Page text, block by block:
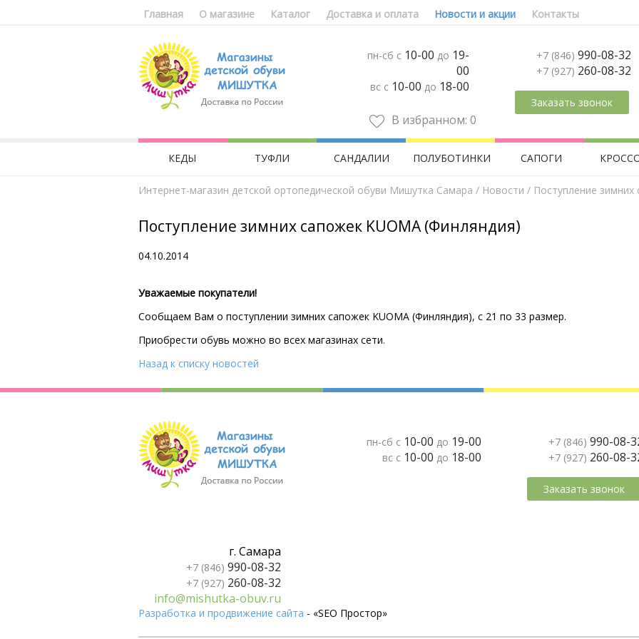
Главная О магазине Каталог Доставка и оплата Новости и акции Контакты
пн-сб с 10-00 до 19-
00
вс с 10-00 до 18-00
В избранном: 0
+7 (846) 990-08-32
+7 (927) 260-08-32
Заказать звонок
КЕДЫ ТУФЛИ САНДАЛИИ ПОЛУБОТИНКИ САПОГИ
Интернет-магазин детской ортопедической обуви Мишутка Самара / Новости / Поступление зимних
Поступление зимних сапожек KUOMA (Финляндия)
04.10.2014
Уважаемые покупатели!
Сообщаем Вам о поступлении зимних сапожек KUOMA (Финляндия), с 21 по 33 размер.
Приобрести обувь можно во всех магазинах сети.
Назад к списку новостей
пн-сб с 10-00 до 19-00
вс с 10-00 до 18-00
+7 (846) 990-08-
+7 (927) 260-08-
Заказать звонок
г. Самара
+7 (846) 990-08-32
+7 (927) 260-08-32
info@mishutka-obuv.ru
Разработка и продвижение сайта - «SEO Простор»